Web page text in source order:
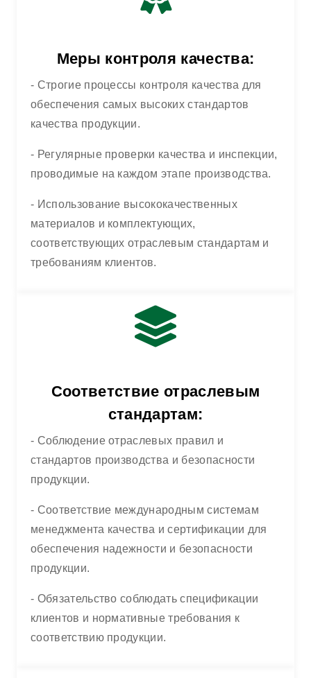
Меры контроля качества:
- Строгие процессы контроля качества для
обеспечения самых высоких стандартов
качества продукции.
- Регулярные проверки качества и инспекции,
проводимые на каждом этапе производства.
- Использование высококачественных
материалов и комплектующих,
соответствующих отраслевым стандартам и
требованиям клиентов.
Соответствие отраслевым
стандартам:
- Соблюдение отраслевых правил и
стандартов производства и безопасности
продукции.
- Соответствие международным системам
менеджмента качества и сертификации для
обеспечения надежности и безопасности
продукции.
- Обязательство соблюдать спецификации
клиентов и нормативные требования к
соответствию продукции.